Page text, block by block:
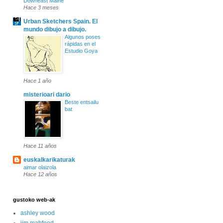
Hace 3 meses
Urban Sketchers Spain. El
mundo dibujo a dibujo.
Algunos poses
rápidas en el
Estudio Goya
Hace 1 año
misterioari dario
Beste entsailu
bat
Hace 11 años
euskalkarikaturak
aimar olaizola
Hace 12 años
gustoko web-ak
ashley wood